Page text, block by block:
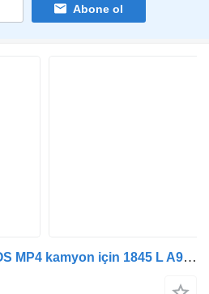
Abone ol
Mercedes-Benz ACTROS MP4 kamyon için 1845 L A9603200002 makas